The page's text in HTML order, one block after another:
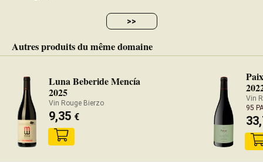
>>
Autres produits du même domaine
Luna Beberide Mencía
2025
Vin Rouge Bierzo
9,35 €
Vin
95